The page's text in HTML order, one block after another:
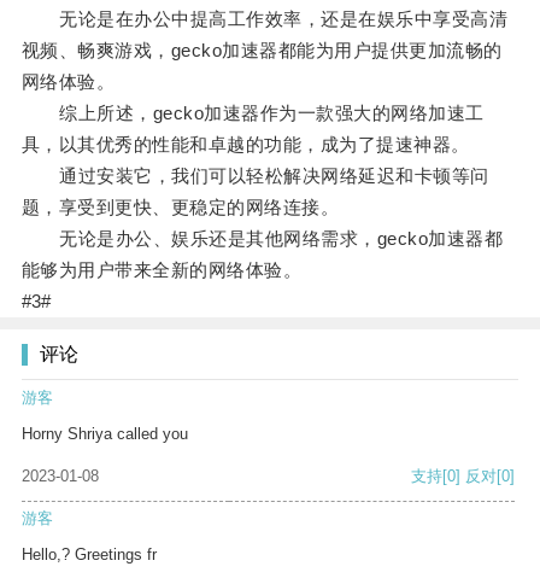
无论是在办公中提高工作效率，还是在娱乐中享受高清
视频、畅爽游戏，gecko加速器都能为用户提供更加流畅的
网络体验。
综上所述，gecko加速器作为一款强大的网络加速工
具，以其优秀的性能和卓越的功能，成为了提速神器。
通过安装它，我们可以轻松解决网络延迟和卡顿等问
题，享受到更快、更稳定的网络连接。
无论是办公、娱乐还是其他网络需求，gecko加速器都
能够为用户带来全新的网络体验。
#3#
评论
游客
Horny Shriya called you
2023-01-08 支持[0] 反对[0]
游客
Hello,? Greetings fr